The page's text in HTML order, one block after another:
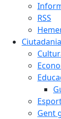
RSS
Ciutadania
Gent